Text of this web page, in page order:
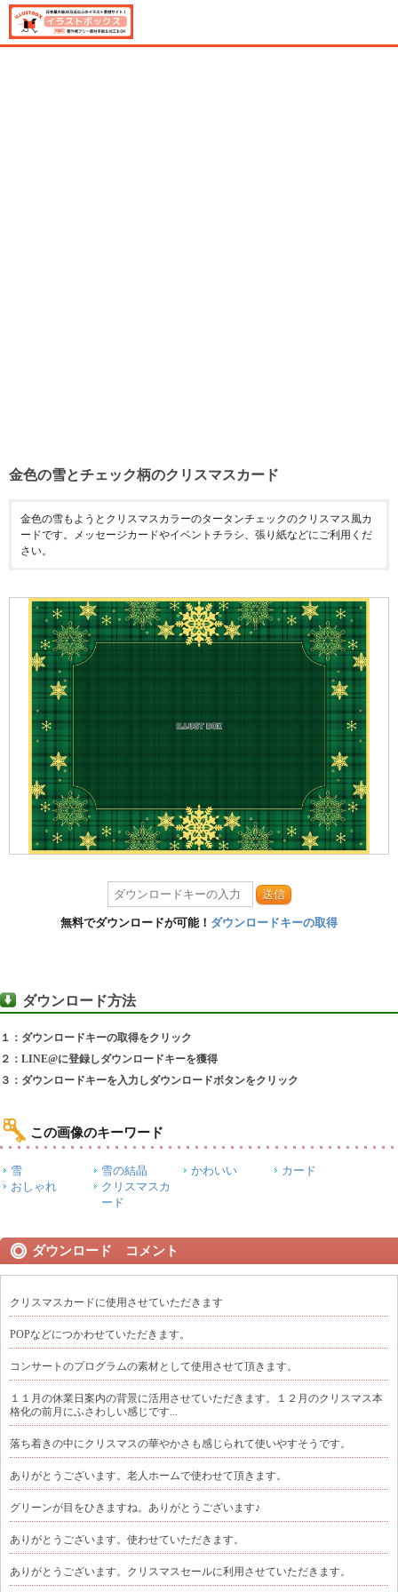
金色の雪とチェック柄のクリスマスカード
金色の雪もようとクリスマスカラーのタータンチェックのクリスマス風カ
ードです。メッセージカードやイベントチラシ、張り紙などにご利用くだ
さい。
送信
無料でダウンロードが可能！ ダウンロードキーの取得
ダウンロード方法
１：ダウンロードキーの取得をクリック
２：LINE@に登録しダウンロードキーを獲得
３：ダウンロードキーを入力しダウンロードボタンをクリック
この画像のキーワード
雪 雪の結晶 かわいい
カード
おしゃれ
クリスマスカ
ード
ダウンロード コメント
クリスマスカードに使用させていただきます
POPなどにつかわせていただきます。
コンサートのプログラムの素材として使用させて頂きます。
１１月の休業日案内の背景に活用させていただきます。１２月のクリスマス本
格化の前月にふさわしい感じです...
落ち着きの中にクリスマスの華やかさも感じられて使いやすそうです。
ありがとうございます。老人ホームで使わせて頂きます。
グリーンが目をひきますね。ありがとうございます♪
ありがとうございます。使わせていただきます。
ありがとうございます。クリスマスセールに利用させていただきます。